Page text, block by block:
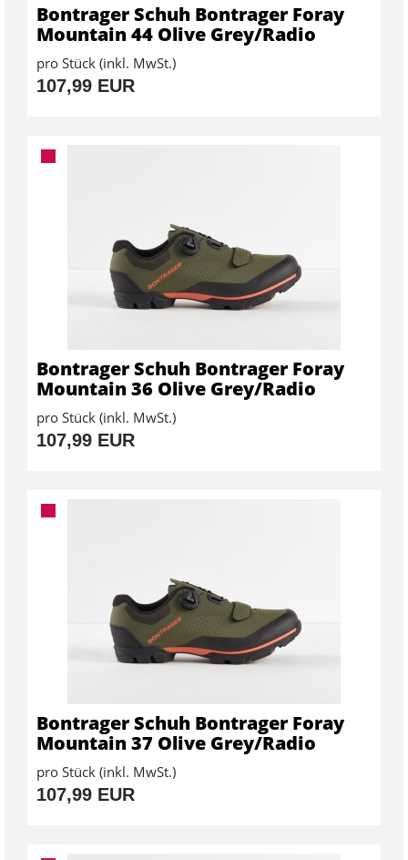
Bontrager Schuh Bontrager Foray
Mountain 44 Olive Grey/Radio
pro Stück (inkl. MwSt.)
107,99 EUR
Bontrager Schuh Bontrager Foray
Mountain 36 Olive Grey/Radio
pro Stück (inkl. MwSt.)
107,99 EUR
Bontrager Schuh Bontrager Foray
Mountain 37 Olive Grey/Radio
pro Stück (inkl. MwSt.)
107,99 EUR